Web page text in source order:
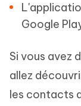
Google
Si vous avez
allez
les contacts